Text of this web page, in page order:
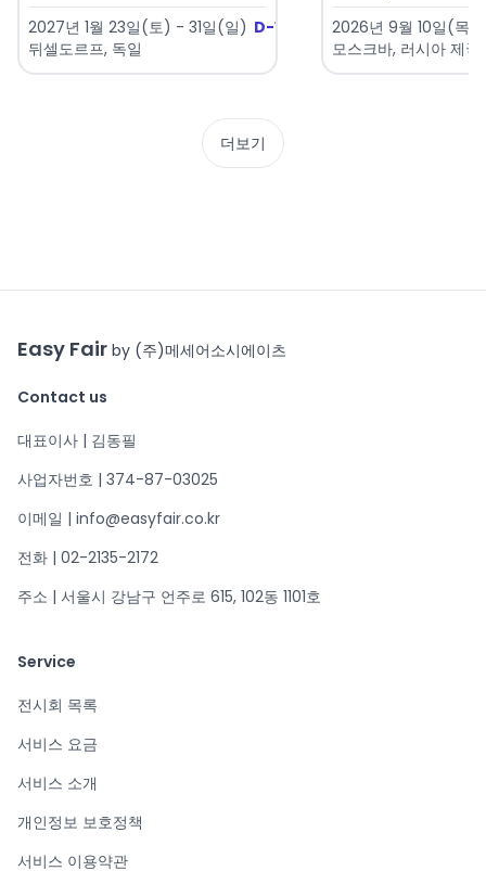
2027년 1월 23일(토) - 31일(일) D-168
뒤셀도르프, 독일
2026년 9월 10일(목)
모스크바, 러시아 제국
더보기
Easy Fair by (주)메세어소시에이츠
Contact us
대표이사 | 김동필
사업자번호 | 374-87-03025
이메일 | info@easyfair.co.kr
전화 | 02-2135-2172
주소 | 서울시 강남구 언주로 615, 102동 1101호
Service
전시회 목록
서비스 요금
서비스 소개
개인정보 보호정책
서비스 이용약관